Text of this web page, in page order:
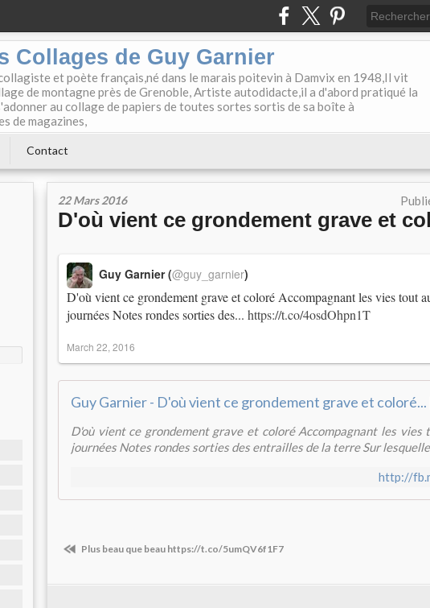
Collages de Guy Garnier
et poète français,né dans le marais poitevin à Damvix en 1948,Il vit
de montagne près de Grenoble, Artiste autodidacte,il a d'abord pratiqué la
au collage de papiers de toutes sortes sortis de sa boîte à
de magazines,
Contact
22 Mars 2016
D'où vient ce grondement grave et
D'où vient ce grondement grave et coloré Accompagnant les vies tout
journées Notes rondes sorties des... https://t.co/4osdOhpn1T
Guy Garnier (@guy_garnier)
March 22, 2016
Guy Garnier - D'où vient ce grondement grave et
D'où vient ce grondement grave et coloré Accompagnant les vies
journées Notes rondes sorties des entrailles de la terre Sur
http://
Plus beau que beau https://t.co/5umQV6f1F7